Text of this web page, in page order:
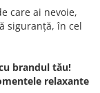
care ai nevoie,
siguranță, în cel
brandul tău!
relaxante